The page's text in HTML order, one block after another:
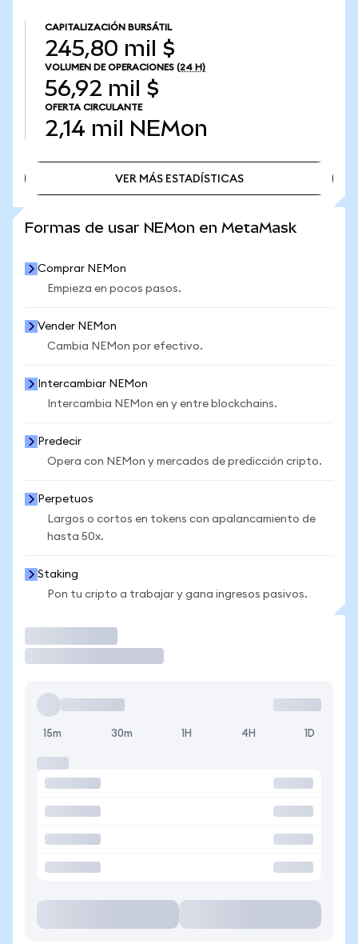
CAPITALIZACIÓN BURSÁTIL
245,80 mil $
VOLUMEN DE OPERACIONES (24 H)
56,92 mil $
OFERTA CIRCULANTE
2,14 mil NEMon
VER MÁS ESTADÍSTICAS
Formas de usar NEMon en MetaMask
Comprar NEMon
Empieza en pocos pasos.
Vender NEMon
Cambia NEMon por efectivo.
Intercambiar NEMon
Intercambia NEMon en y entre blockchains.
Predecir
Opera con NEMon y mercados de predicción cripto.
Perpetuos
Largos o cortos en tokens con apalancamiento de
hasta 50x.
Staking
Pon tu cripto a trabajar y gana ingresos pasivos.
15m 30m 1H 4H 1D